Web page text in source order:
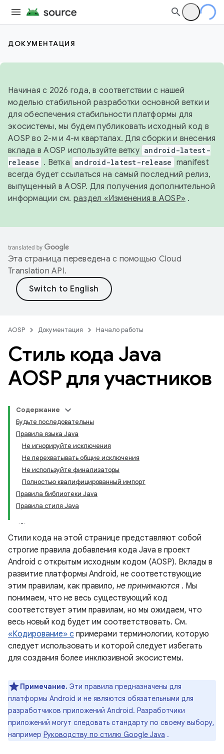
ДОКУМЕНТАЦИЯ
Начиная с 2026 года, в соответствии с нашей
моделью стабильной разработки основной ветки и
для обеспечения стабильности платформы для
экосистемы, мы будем публиковать исходный код в
AOSP во 2-м и 4-м кварталах. Для сборки и внесения
вклада в AOSP используйте ветку android-latest-
release . Ветка android-latest-release manifest
всегда будет ссылаться на самый последний релиз,
выпущенный в AOSP. Для получения дополнительной
информации см. раздел «Изменения в AOSP» .
Эта страница переведена с помощью Cloud
Translation API.
AOSP Документация Начало работы
Стиль кода Java
AOSP для участников
Содержание
Будьте последовательны
Правила языка Java
Не игнорируйте исключения
Не перехватывать общие исключения
Не используйте финализаторы
Полностью квалифицированный импорт
Правила библиотеки Java
Правила стиля Java
Стили кода на этой странице представляют собой
строгие правила добавления кода Java в проект
Android с открытым исходным кодом (AOSP). Вклады в
развитие платформы Android, не соответствующие
этим правилам, как правило, не принимаются . Мы
понимаем, что не весь существующий код
соответствует этим правилам, но мы ожидаем, что
весь новый код будет им соответствовать. См.
«Кодирование» с примерами терминологии, которую
следует использовать и которой следует избегать
для создания более инклюзивной экосистемы.
Примечание. Эти правила предназначены для
платформы Android и не являются обязательными для
разработчиков приложений Android. Разработчики
приложений могут следовать стандарту по своему выбору,
например Руководству по стилю Google Java .